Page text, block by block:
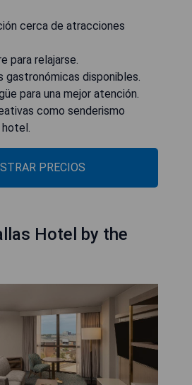
cerca de atracciones
para relajarse.
gastronómicas disponibles.
para una mejor atención.
como senderismo
hotel.
PRECIOS
Hotel by the